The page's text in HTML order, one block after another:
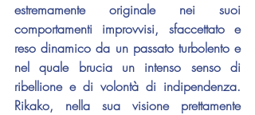
estremamente originale nei suoi
comportamenti improvvisi, sfaccettato e
reso dinamico da un passato turbolento e
nel quale brucia un intenso senso di
ribellione e di volontà di indipendenza.
Rikako, nella sua visione prettamente